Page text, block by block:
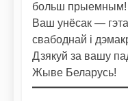
больш прыемным!
Ваш унёсак —
свабоднай і
Дзякуй за вашу
Жыве Беларусь!